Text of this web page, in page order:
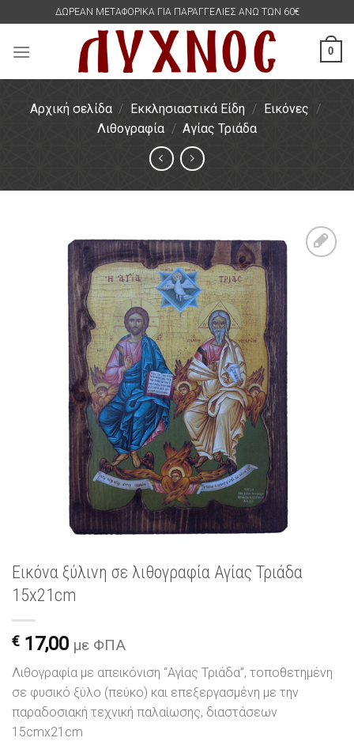
content
ΔΩΡΕΑΝ ΜΕΤΑΦΟΡΙΚΑ ΓΙΑ ΠΑΡΑΓΓΕΛΙΕΣ ΑΝΩ ΤΩΝ 60€
0
Αρχική σελίδα / Εκκλησιαστικά Είδη / Εικόνες /
Λιθογραφία / Αγίας Τριάδα
Εικόνα ξύλινη σε λιθογραφία Αγίας Τριάδα
15x21cm
€ 17,00 με ΦΠΑ
Λιθογραφία με απεικόνιση “Αγίας Τριάδα”, τοποθετημένη
σε φυσικό ξύλο (πεύκο) και επεξεργασμένη με την
παραδοσιακή τεχνική παλαίωσης, διαστάσεων
15cmx21cm